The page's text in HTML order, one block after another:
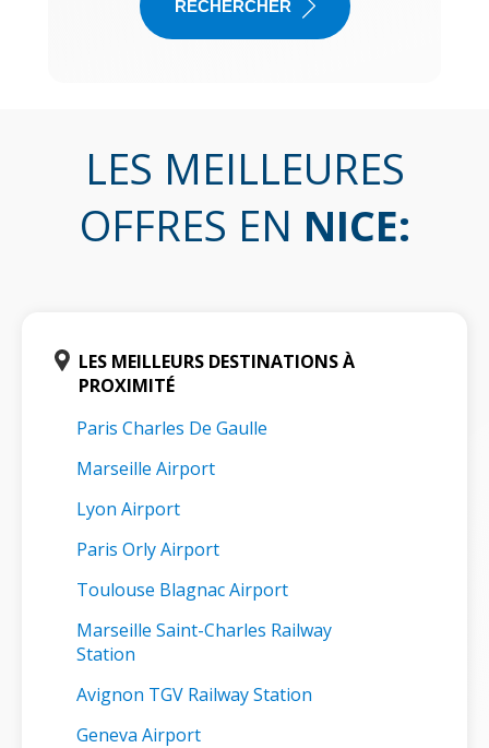
RECHERCHER
LES MEILLEURES
OFFRES EN NICE:
LES MEILLEURS DESTINATIONS À
PROXIMITÉ
Paris Charles De Gaulle
Marseille Airport
Lyon Airport
Paris Orly Airport
Toulouse Blagnac Airport
Marseille Saint-Charles Railway
Station
Avignon TGV Railway Station
Geneva Airport